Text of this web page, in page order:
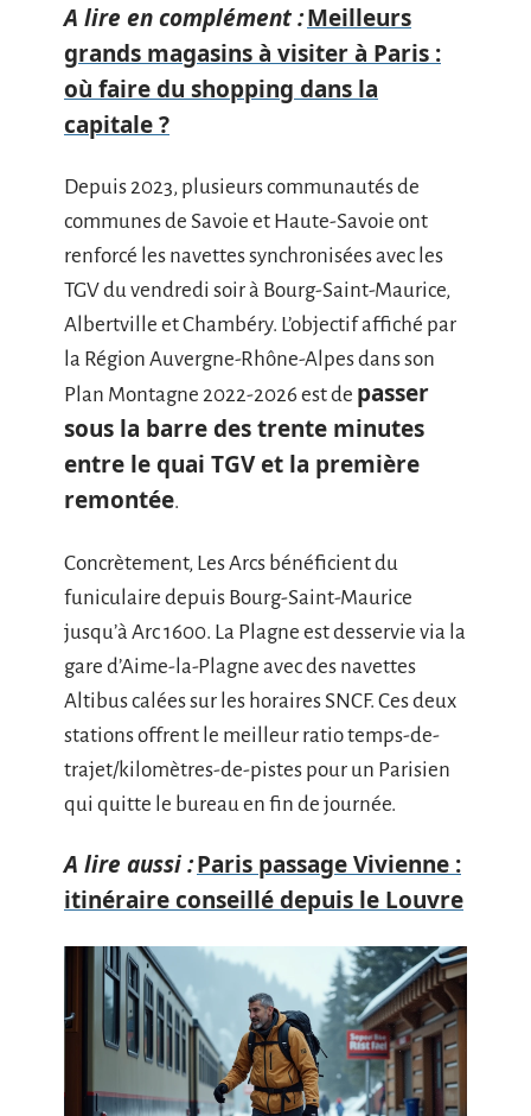
A lire en complément :Meilleurs
grands magasins à visiter à Paris :
où faire du shopping dans la
capitale ?
Depuis 2023, plusieurs communautés de
communes de Savoie et Haute-Savoie ont
renforcé les navettes synchronisées avec les
TGV du vendredi soir à Bourg-Saint-Maurice,
Albertville et Chambéry. L’objectif affiché par
la Région Auvergne-Rhône-Alpes dans son
Plan Montagne 2022-2026 est de passer
sous la barre des trente minutes
entre le quai TGV et la première
remontée.
Concrètement, Les Arcs bénéficient du
funiculaire depuis Bourg-Saint-Maurice
jusqu’à Arc 1600. La Plagne est desservie via la
gare d’Aime-la-Plagne avec des navettes
Altibus calées sur les horaires SNCF. Ces deux
stations offrent le meilleur ratio temps-de-
trajet/kilomètres-de-pistes pour un Parisien
qui quitte le bureau en fin de journée.
A lire aussi :Paris passage Vivienne :
itinéraire conseillé depuis le Louvre